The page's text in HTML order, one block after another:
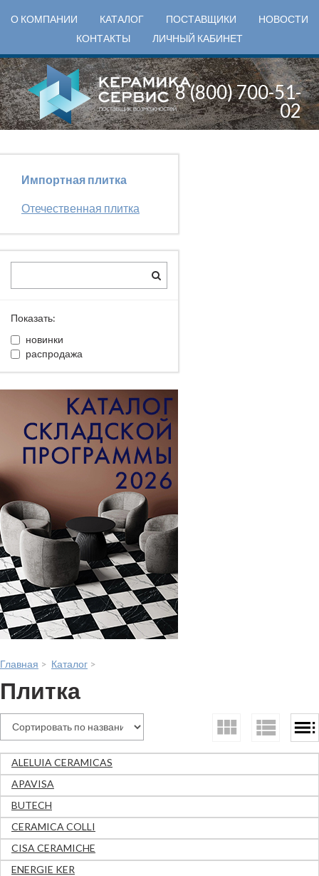
О КОМПАНИИ КАТАЛОГ ПОСТАВЩИКИ
НОВОСТИ
КОНТАКТЫ
ЛИЧНЫЙ КАБИНЕТ
8 (800) 700-51-
02
Импортная плитка
Отечественная плитка
Показать:
новинки
распродажа
Главная > Каталог >
Плитка
ALELUIA CERAMICAS
APAVISA
BUTECH
CERAMICA COLLI
CISA CERAMICHE
ENERGIE KER